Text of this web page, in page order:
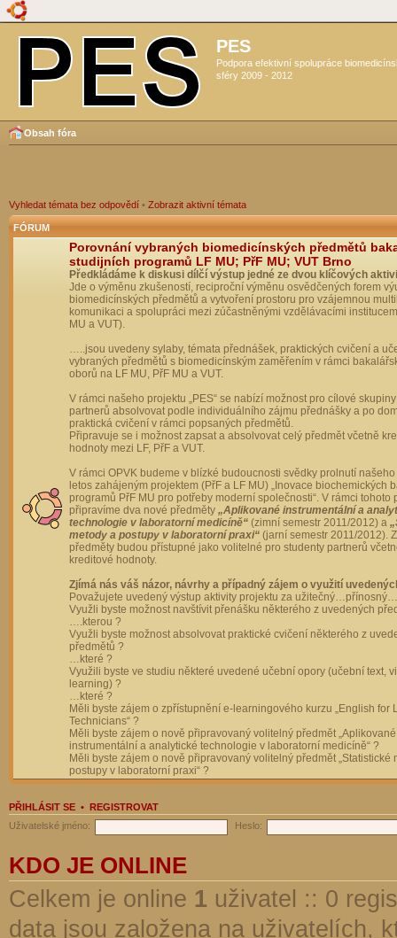
PES
Podpora efektivní spolupráce
sféry 2009 - 2012
Obsah fóra
Vyhledat témata bez odpovědí • Zobrazit aktivní témata
FÓRUM
Porovnání vybraných biomedicínských předmětů
studijních programů LF MU; PřF MU; VUT Brno
Předkládáme k diskusi dílčí výstup jedné ze dvou klíčových
Jde o výměnu zkušeností, reciproční výměnu osvědčených forem
biomedicínských předmětů a vytvoření prostoru pro vzájemnou
komunikaci a spolupráci mezi zúčastněnými vzdělávacími
MU a VUT).
…..jsou uvedeny sylaby, témata přednášek, praktických cvičení a
vybraných předmětů s biomedicínským zaměřením v rámci
oborů na LF MU, PřF MU a VUT.
V rámci našeho projektu „PES“ se nabízí možnost pro cílové
partnerů absolvovat podle individuálního zájmu přednášky a po
praktická cvičení v rámci popsaných předmětů.
Připravuje se i možnost zapsat a absolvovat celý předmět včetně
hodnoty mezi LF, PřF a VUT.
V rámci OPVK budeme v blízké budoucnosti svědky prolnutí
letos zahájeným projektem (PřF a LF MU) „Inovace biochemických
programů PřF MU pro potřeby moderní společnosti“. V rámci tohoto
připravíme dva nové předměty „Aplikované instrumentální a
technologie v laboratorní medicíně“ (zimní semestr 2011/2012) a
metody a postupy v laboratorní praxi“ (jarní semestr 2011/2012).
předměty budou přístupné jako volitelné pro studenty partnerů
kreditové hodnoty.
Zjímá nás váš názor, návrhy a případný zájem o využití
Považujete uvedený výstup aktivity projektu za
Využli byste možnost navštívit přenášku některého z uvedených
….kterou ?
Využli byste možnost absolvovat praktické cvičení některého z
předmětů ?
…které ?
Využili byste ve studiu některé uvedené učební opory (učební text,
learning) ?
…které ?
Měli byste zájem o zpřístupnění e-learningového kurzu „English for
Technicians“ ?
Měli byste zájem o nově připravovaný volitelný předmět „Aplikované
instrumentální a analytické technologie v laboratorní medicíně“ ?
Měli byste zájem o nově připravovaný volitelný předmět „Statistické
postupy v laboratorní praxi“ ?
PŘIHLÁSIT SE • REGISTROVAT
Uživatelské jméno:
Heslo:
KDO JE ONLINE
Celkem je online 1 uživatel :: 0
data jsou založena na uživatelích,